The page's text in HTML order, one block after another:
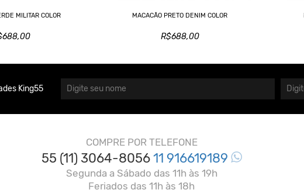
MILITAR COLOR MACACÃO PRETO DENIM COLOR
R$688,00
King55
COMPRE POR TELEFONE
55 (11) 3064-805611 916619189
Segunda a Sábado das 11h às 19h
Feriados das 11h às 18h